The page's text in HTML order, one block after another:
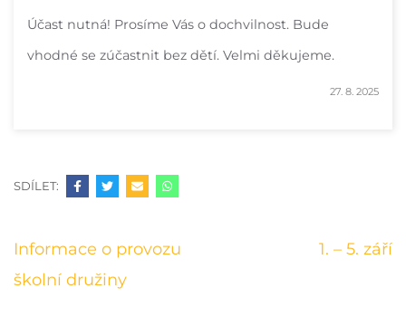
Účast nutná! Prosíme Vás o dochvilnost. Bude
vhodné se zúčastnit bez dětí. Velmi děkujeme.
27. 8. 2025
SDÍLET:
Navigace
pro
Informace o provozu
školní družiny
1. – 5. září